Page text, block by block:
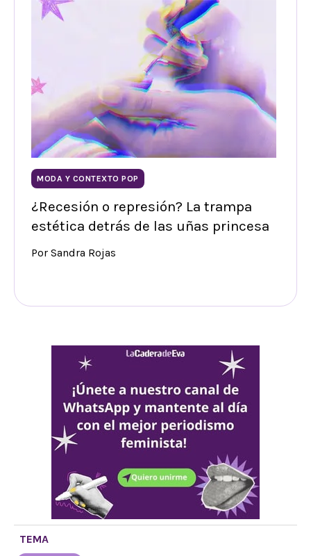
MODA Y CONTEXTO POP
¿Recesión o represión? La trampa
estética detrás de las uñas princesa
Por Sandra Rojas
TEMA